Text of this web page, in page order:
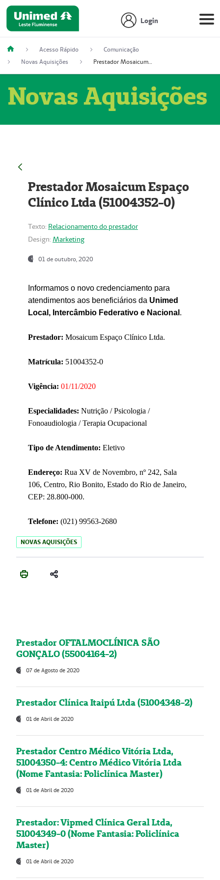
Login
Acesso Rápido
Comunicação
Novas Aquisições
Prestador Mosaicum Espaço Clínico Ltda (51004352-0)
Novas Aquisições
Prestador Mosaicum Espaço
Clínico Ltda (51004352-0)
Texto: Relacionamento do prestador
Design: Marketing
01 de outubro, 2020
Informamos o novo credenciamento para
atendimentos aos beneficiários da Unimed
Local, Intercâmbio Federativo e Nacional .
Prestador: Mosaicum Espaço Clínico Ltda.
Matrícula: 51004352-0
Vigência: 01/11/2020
Especialidades: Nutrição / Psicologia /
Fonoaudiologia / Terapia Ocupacional
Tipo de Atendimento: Eletivo
Endereço: Rua XV de Novembro, nº 242, Sala
106, Centro, Rio Bonito, Estado do Rio de Janeiro,
CEP: 28.800-000.
Telefone: (021) 99563-2680
NOVAS AQUISIÇÕES
Prestador OFTALMOCLÍNICA SÃO
GONÇALO (55004164-2)
07 de Agosto de 2020
Prestador Clínica Itaipú Ltda (51004348-2)
01 de Abril de 2020
Prestador Centro Médico Vitória Ltda,
51004350-4: Centro Médico Vitória Ltda
(Nome Fantasia: Policlínica Master)
01 de Abril de 2020
Prestador: Vipmed Clínica Geral Ltda,
51004349-0 (Nome Fantasia: Policlínica
Master)
01 de Abril de 2020